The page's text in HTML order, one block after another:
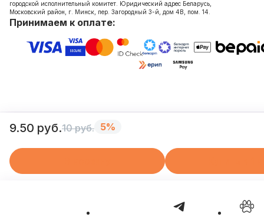
9.50 руб.10 руб. 5%
городской исполнительный комитет. Юридический адрес Беларусь,
Московский район, г. Минск, пер. Загородный 3-й, дом 4В, пом. 14.
Принимаем к оплате: